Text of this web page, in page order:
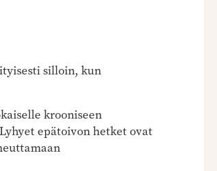
silloin, kun
krooniseen
epätoivon hetket ovat